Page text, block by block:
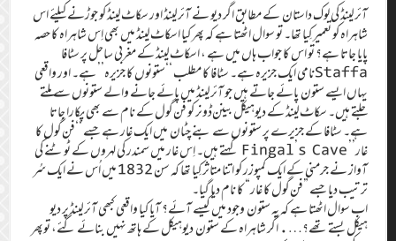
آئرلینڈ کی لوک داستان کے مطابق اگر دیو نے آئرلینڈ اور سکاٹ‌لینڈ کو جوڑنے کیلئے اس
شاہراہ کو تعمیر کِیا تھا۔‏ تو سوال اٹھتا ہے کہ پھر کیا اسکاٹ‌لینڈ میں بھی اِس شاہراہ کا حصہ
پایا جاتا ہے؟‏ تو اس کا جواب ‌ہاں میں ہے ،‏ اسکاٹ‌لینڈ کے مغربی ساحل پر سٹافا
Staffaنامی ایک جزیرہ ہے۔‏ سٹافا کا مطلب ‘‘ستونوں کا جزیرہ’’‏ ہے۔‏ اور واقعی
یہاں ایسے ستون پائے جاتے ہیں جو آئرلینڈ میں پائے جانے والے ستونوں سے ملتے
جلتے ہیں۔‏ سکاٹ‌لینڈ کے دیوہیکل بینن‌ڈونر کو فن‌گول کے نام سے بھی پکارا جاتا
ہے۔‏ سٹافا کے جزیرے پر ستونوں سے بنے چٹان میں ایک غار ہے جسے ‘‘فن‌گول کا
غار’’ Fingal’s Cave‏ کہتے ہیں۔‏ اِس غار میں سمندر کی لہروں کے ٹوٹنے کی
آواز نے جرمنی کے ایک کمپوزر کو اتنا متاثر کِیا تھا کہ سن 1832 میں اُس نے ایک سُر
ترتیب دیا جسے ”‏فن‌گول کا غار“‏ کا نام دیا گیا۔‏
اب سوال اٹھتا ہے کہ یہ ستون وجود میں کیسے آئے؟‏ آیا کیا واقعی کبھی آئرلینڈ پر دیو
ہیکل بستے تھے؟…. اگر شاہراہ کے ستون دیوہیکل کے ہاتھ نہیں بنائے گئے،‏ توپھر